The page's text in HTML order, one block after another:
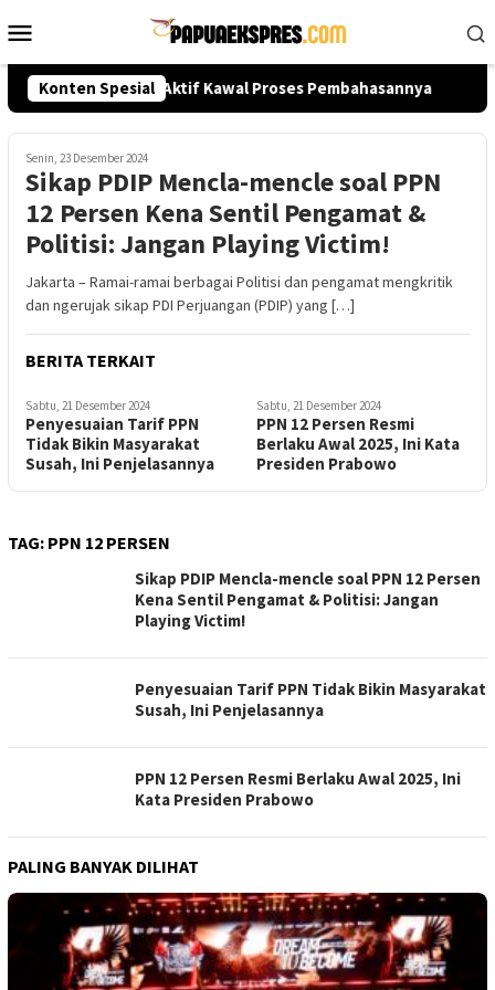
ke
Mobile
Konten Spesial
Publik Diminta Aktif Kawal Proses Pembahasannya
Senin, 23 Desember 2024
Sikap PDIP Mencla-mencle soal PPN
12 Persen Kena Sentil Pengamat &
Politisi: Jangan Playing Victim!
Jakarta – Ramai-ramai berbagai Politisi dan pengamat mengkritik
dan ngerujak sikap PDI Perjuangan (PDIP) yang […]
BERITA TERKAIT
Sabtu, 21 Desember 2024
Penyesuaian Tarif PPN
Tidak Bikin Masyarakat
Susah, Ini Penjelasannya
Sabtu, 21 Desember 2024
PPN 12 Persen Resmi
Berlaku Awal 2025, Ini Kata
Presiden Prabowo
TAG: PPN 12 PERSEN
Sikap PDIP Mencla-mencle soal PPN 12 Persen
Kena Sentil Pengamat & Politisi: Jangan
Playing Victim!
Penyesuaian Tarif PPN Tidak Bikin Masyarakat
Susah, Ini Penjelasannya
PPN 12 Persen Resmi Berlaku Awal 2025, Ini
Kata Presiden Prabowo
PALING BANYAK DILIHAT